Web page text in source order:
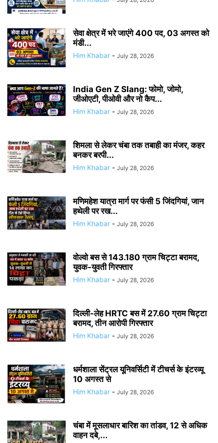
सेवा क्षेत्र में भरे जाएंगे 400 पद, 03 अगस्त को
मंडी...
Him Khabar - July 28, 2026
India Gen Z Slang: फोमो, जोमो,
जीओएटी, पीओवी और नो कैप...
Him Khabar - July 28, 2026
शिमला से लेकर चंबा तक तबाही का मंजर, कहर
बनकर बरपी...
Him Khabar - July 28, 2026
मणिमहेश यात्रा मार्ग पर फंसी 5 जिंदगियां, जान
हथेली पर रख...
Him Khabar - July 28, 2026
वोल्वो बस से 143.180 ग्राम चिट्टा बरामद,
युवक-युवती गिरफ्तार
Him Khabar - July 28, 2026
दिल्ली-लेह HRTC बस में 27.60 ग्राम चिट्टा
बरामद, तीन आरोपी गिरफ्तार
Him Khabar - July 28, 2026
धर्मशाला सेंट्रल यूनिवर्सिटी में टीचर्स के इंटरव्यू
10 अगस्त से
Him Khabar - July 28, 2026
चंबा में मूसलाधार बारिश का तांडव, 12 से अधिक
वाहन दबे,...